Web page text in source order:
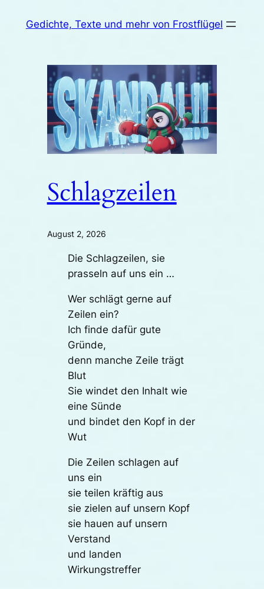
InhaltGedichte, Texte und mehr von Frostflügel
Schlagzeilen
August 2, 2026
Die Schlagzeilen, sie
prasseln auf uns ein …
Wer schlägt gerne auf
Zeilen ein?
Ich finde dafür gute
Gründe,
denn manche Zeile trägt
Blut
Sie windet den Inhalt wie
eine Sünde
und bindet den Kopf in der
Wut
Die Zeilen schlagen auf
uns ein
sie teilen kräftig aus
sie zielen auf unsern Kopf
sie hauen auf unsern
Verstand
und landen
Wirkungstreffer